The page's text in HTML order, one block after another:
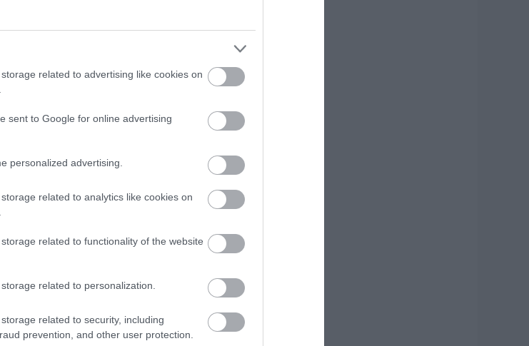
related to advertising like cookies on
sent to Google for online advertising
personalized advertising.
related to analytics like cookies on
related to functionality of the website
related to personalization.
related to security, including
prevention, and other user protection.
υπέστη καρδιακό
επεισόδιο ενώ
οδηγούσε